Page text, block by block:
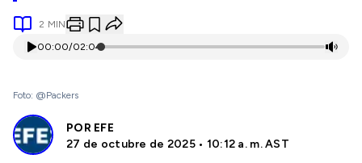
2 MIN
00:00/02:04
Foto: @Packers
POR EFE
27 de octubre de 2025 • 10:12 a. m. AST